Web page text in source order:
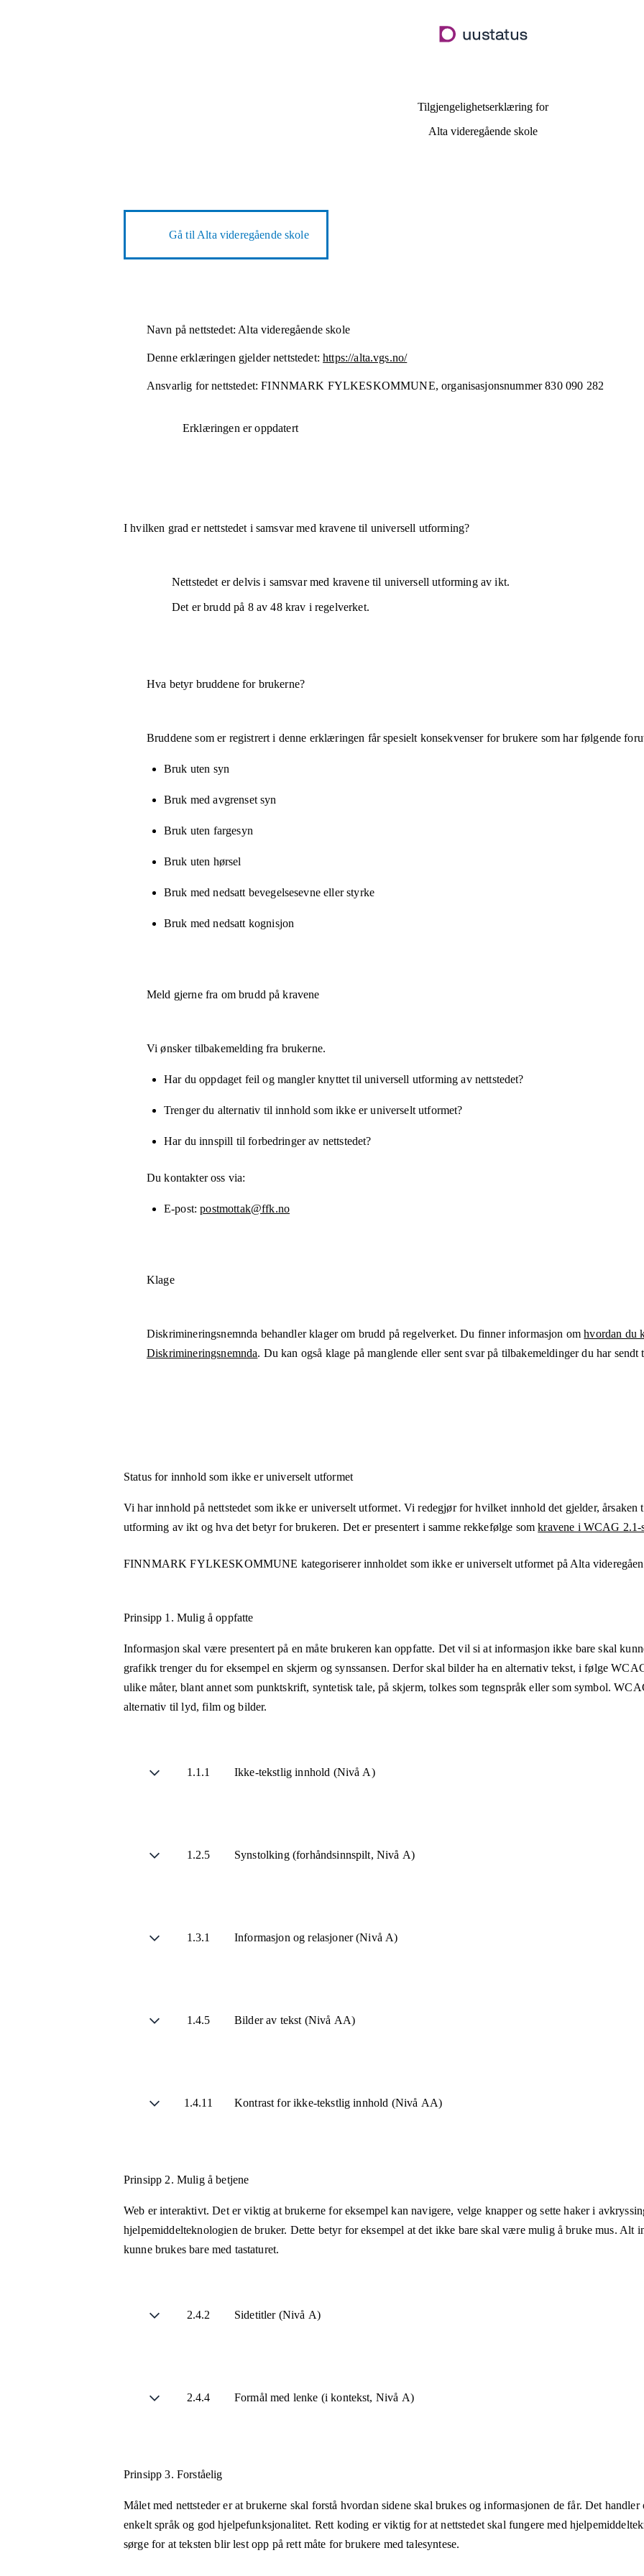
hovedinnhold
Tilgjengelighetserklæring for
Alta videregående skole
Gå til Alta videregående skole
Navn på nettstedet: Alta videregående skole
Denne erklæringen gjelder nettstedet: https://alta.vgs.no/
Ansvarlig for nettstedet: FINNMARK FYLKESKOMMUNE,organisasjonsnummer 830 090 282
Erklæringen er oppdatert
I hvilken grad er nettstedet i samsvar med kravene til universell utforming?
Nettstedet erdelvis i samsvarmed kravene til universell utforming av ikt.
Det er brudd på 8av48krav i regelverket.
Hva betyr bruddene for brukerne?
Bruddene som er registrert i denne erklæringen får spesielt konsekvenser for brukere som har følgende
Bruk uten syn
Bruk med avgrenset syn
Bruk uten fargesyn
Bruk uten hørsel
Bruk med nedsatt bevegelsesevne eller styrke
Bruk med nedsatt kognisjon
Meld gjerne fra om brudd på kravene
Vi ønsker tilbakemelding fra brukerne.
Har du oppdaget feil og mangler knyttet til universell utforming av nettstedet?
Trenger du alternativ til innhold som ikke er universelt utformet?
Har du innspill til forbedringer av nettstedet?
Du kontakter oss via:
E-post postmottak@ffk.no
Klage
Diskrimineringsnemnda behandler klager om brudd på regelverket. Du finner informasjon omhvordan du
Diskrimineringsnemnda. Du kan også klage på manglende eller sent svar på tilbakemeldinger du har sendt
Status for innhold som ikke er universelt utformet
Vi har innhold på nettstedet som ikke er universelt utformet. Vi redegjør for hvilket innhold det gjelder,
utforming av ikt og hva det betyr for brukeren. Det er presentert i samme rekkefølge somkravene i WCAG 2.1-
FINNMARK FYLKESKOMMUNE kategoriserer innholdet som ikke er universelt utformet på Alta
Prinsipp 1. Mulig å oppfatte
Informasjon skal være presentert på en måte brukeren kan oppfatte. Det vil si at informasjon ikke bare skal
grafikk trenger du for eksempel en skjerm og synssansen. Derfor skal bilder ha en alternativ tekst, i følge
ulike måter, blant annet som punktskrift, syntetisk tale, på skjerm, tolkes som tegnspråk eller som symbol.
alternativ til lyd, film og bilder.
1.1.1 Ikke-tekstlig innhold (Nivå A)
1.2.5 Synstolking (forhåndsinnspilt, Nivå A)
1.3.1 Informasjon og relasjoner (Nivå A)
1.4.5 Bilder av tekst (Nivå AA)
1.4.11 Kontrast for ikke-tekstlig innhold (Nivå AA)
Prinsipp 2. Mulig å betjene
Web er interaktivt. Det er viktig at brukerne for eksempel kan navigere, velge knapper og sette haker i
hjelpemiddelteknologien de bruker. Dette betyr for eksempel at det ikke bare skal være mulig å bruke mus. Alt
kunne brukes bare med tastaturet.
2.4.2 Sidetitler (Nivå A)
2.4.4 Formål med lenke (i kontekst, Nivå A)
Prinsipp 3. Forståelig
Målet med nettsteder er at brukerne skal forstå hvordan sidene skal brukes og informasjonen de får. Det
enkelt språk og god hjelpefunksjonalitet. Rett koding er viktig for at nettstedet skal fungere med
sørge for at teksten blir lest opp på rett måte for brukere med talesyntese.